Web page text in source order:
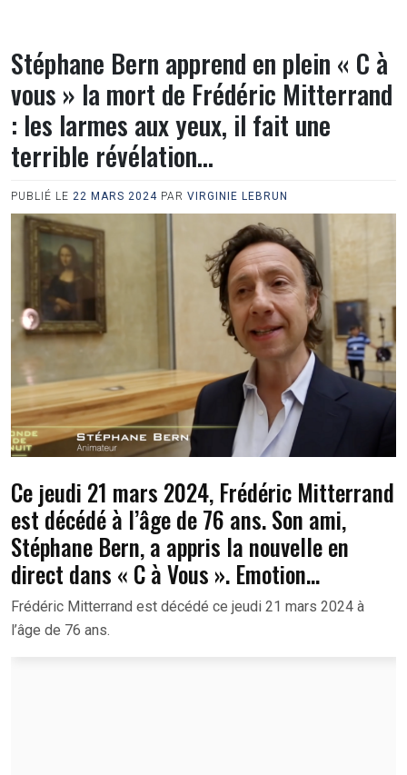
Stéphane Bern apprend en plein « C à
vous » la mort de Frédéric Mitterrand
: les larmes aux yeux, il fait une
terrible révélation…
PUBLIÉ LE 22 MARS 2024 PAR VIRGINIE LEBRUN
Ce jeudi 21 mars 2024, Frédéric Mitterrand
est décédé à l’âge de 76 ans. Son ami,
Stéphane Bern, a appris la nouvelle en
direct dans « C à Vous ». Emotion…
Frédéric Mitterrand est décédé ce jeudi 21 mars 2024 à
l’âge de 76 ans.